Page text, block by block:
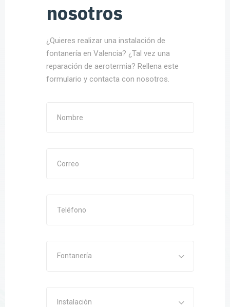
nosotros
¿Quieres realizar una instalación de
fontanería en Valencia? ¿Tal vez una
reparación de aerotermia? Rellena este
formulario y contacta con nosotros.
Fontanería
Instalación